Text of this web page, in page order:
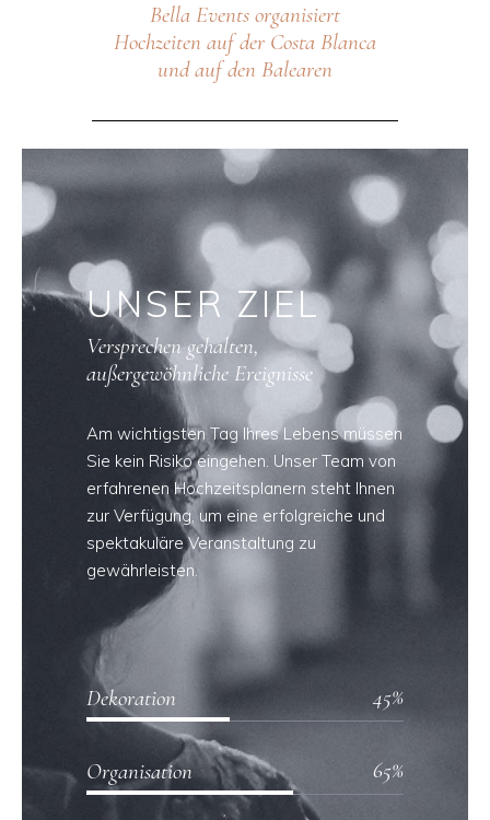
Bella Events organisiert
Hochzeiten auf der Costa Blanca
und auf den Balearen
UNSER ZIEL
Versprechen gehalten,
außergewöhnliche Ereignisse
Am wichtigsten Tag Ihres Lebens müssen
Sie kein Risiko eingehen. Unser Team von
erfahrenen Hochzeitsplanern steht Ihnen
zur Verfügung, um eine erfolgreiche und
spektakuläre Veranstaltung zu
gewährleisten.
Dekoration 45
Organisation 65